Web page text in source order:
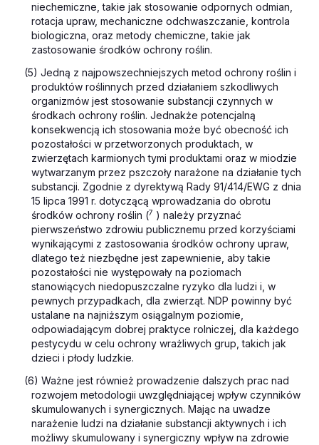
niechemiczne, takie jak stosowanie odpornych odmian,
rotacja upraw, mechaniczne odchwaszczanie, kontrola
biologiczna, oraz metody chemiczne, takie jak
zastosowanie środków ochrony roślin.
(5) Jedną z najpowszechniejszych metod ochrony roślin i
produktów roślinnych przed działaniem szkodliwych
organizmów jest stosowanie substancji czynnych w
środkach ochrony roślin. Jednakże potencjalną
konsekwencją ich stosowania może być obecność ich
pozostałości w przetworzonych produktach, w
zwierzętach karmionych tymi produktami oraz w miodzie
wytwarzanym przez pszczoły narażone na działanie tych
substancji. Zgodnie z dyrektywą Rady 91/414/EWG z dnia
15 lipca 1991 r. dotyczącą wprowadzania do obrotu
środków ochrony roślin (7 ) należy przyznać
pierwszeństwo zdrowiu publicznemu przed korzyściami
wynikającymi z zastosowania środków ochrony upraw,
dlatego też niezbędne jest zapewnienie, aby takie
pozostałości nie występowały na poziomach
stanowiących niedopuszczalne ryzyko dla ludzi i, w
pewnych przypadkach, dla zwierząt. NDP powinny być
ustalane na najniższym osiągalnym poziomie,
odpowiadającym dobrej praktyce rolniczej, dla każdego
pestycydu w celu ochrony wrażliwych grup, takich jak
dzieci i płody ludzkie.
(6) Ważne jest również prowadzenie dalszych prac nad
rozwojem metodologii uwzględniającej wpływ czynników
skumulowanych i synergicznych. Mając na uwadze
narażenie ludzi na działanie substancji aktywnych i ich
możliwy skumulowany i synergiczny wpływ na zdrowie